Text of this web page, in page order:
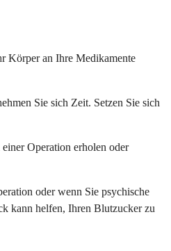
Körper an Ihre Medikamente
Sie sich Zeit. Setzen Sie sich
Operation erholen oder
oder wenn Sie psychische
kann helfen, Ihren Blutzucker zu